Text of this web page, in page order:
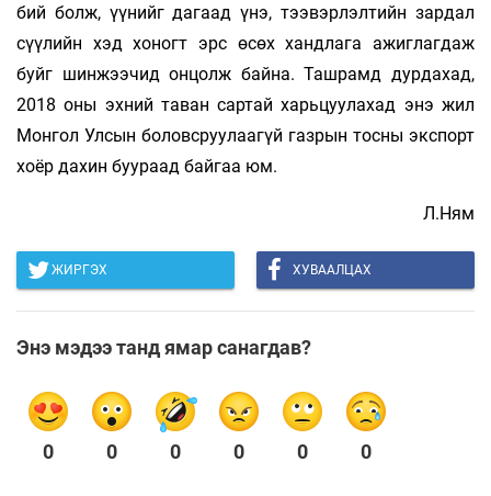
бий болж, үүнийг дагаад үнэ, тээвэрлэлтийн зардал
сүүлийн хэд хоногт эрс өсөх хандлага ажиглагдаж
буйг шинжээчид онцолж байна. Ташрамд дурдахад,
2018 оны эхний таван сартай харьцуулахад энэ жил
Монгол Улсын боловсруулаагүй газрын тосны экспорт
хоёр дахин буураад байгаа юм.
Л.Ням
ЖИРГЭХ ХУВААЛЦАХ
Энэ мэдээ танд ямар санагдав?
0 0 0 0 0 0